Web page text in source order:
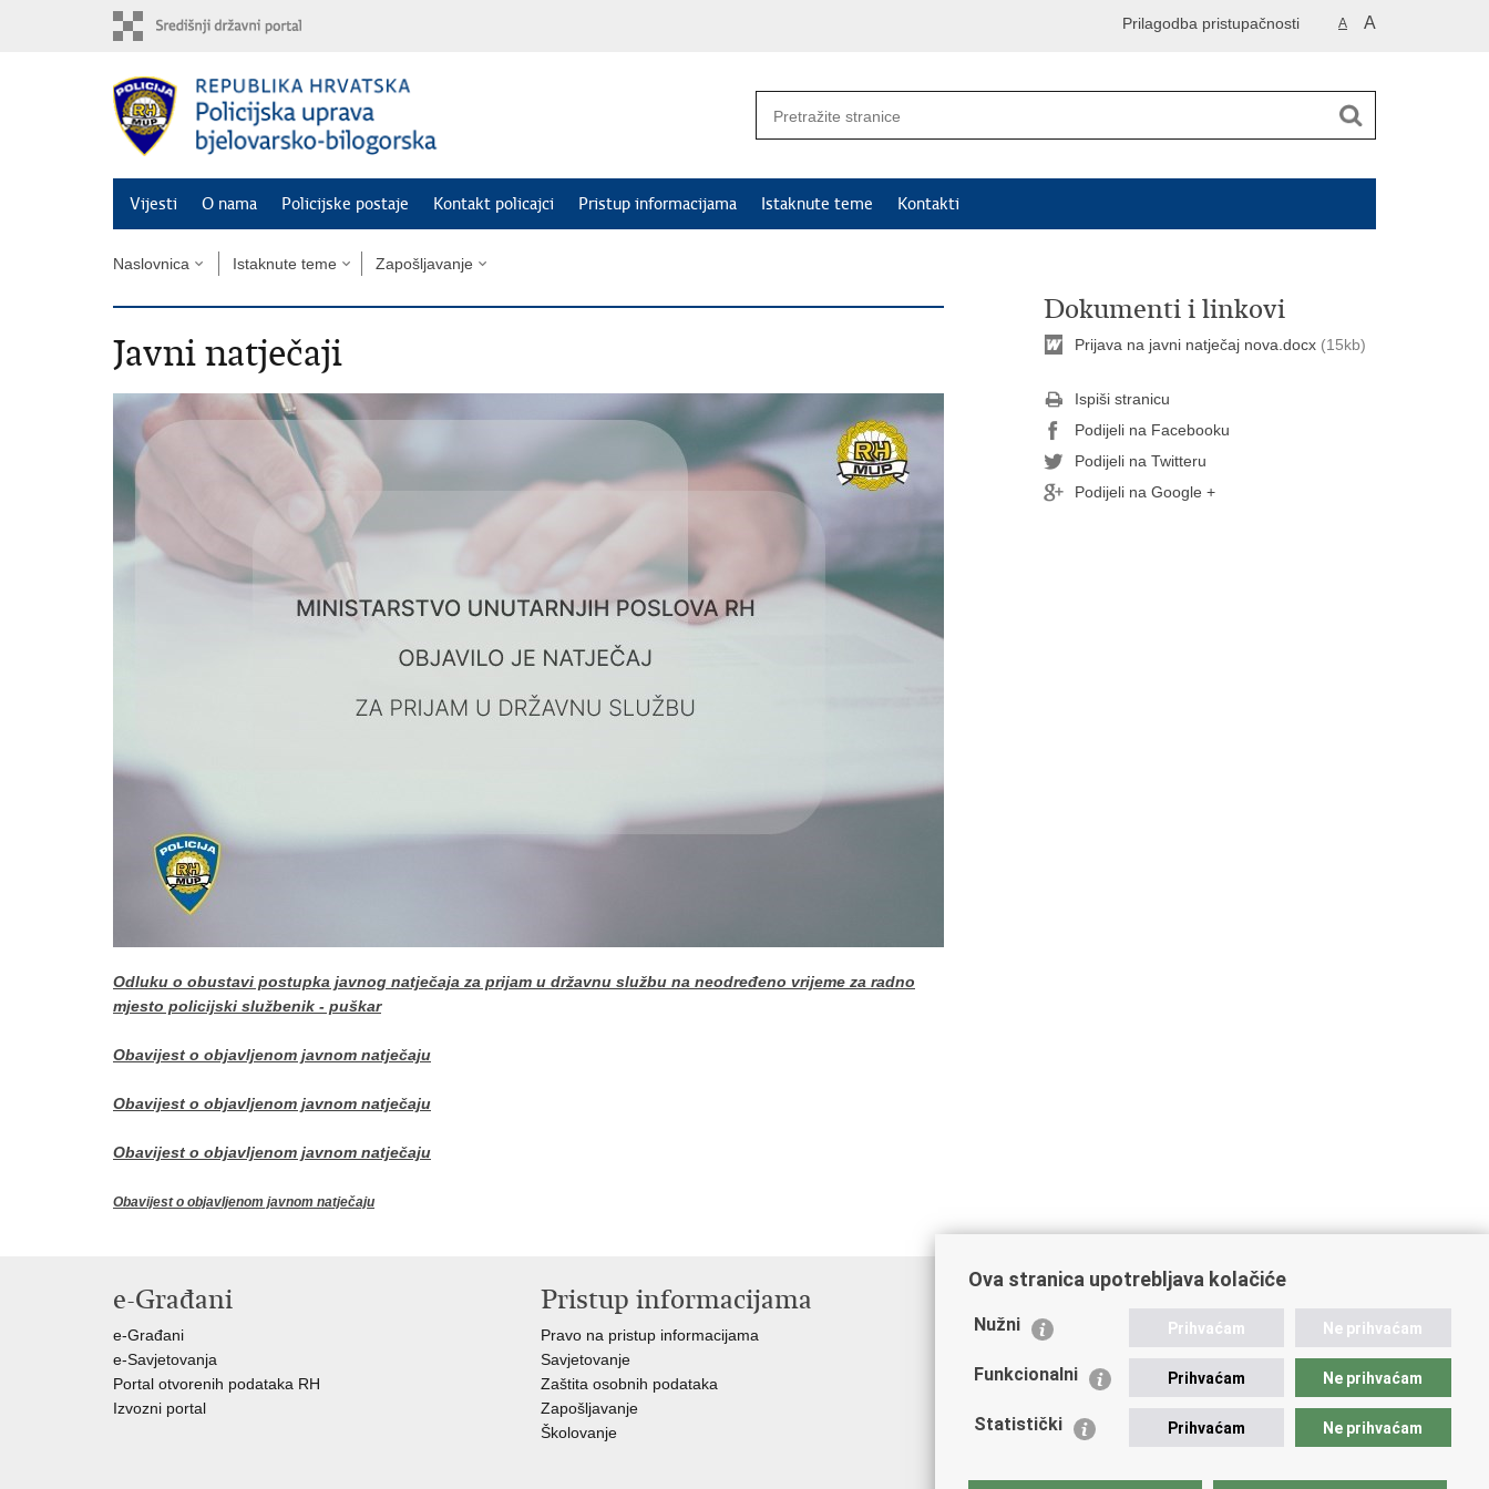
A A
Prilagodba pristupačnosti
Vijesti O nama Policijske postaje Kontakt policajci Pristup informacijama Istaknute teme Kontakti
Naslovnica Istaknute teme Zapošljavanje
Javni natječaji
Odluku o obustavi postupka javnog natječaja za prijam u državnu službu na neodređeno vrijeme za radno
mjesto policijski službenik - puškar
Obavijest o objavljenom javnom natječaju
Obavijest o objavljenom javnom natječaju
Obavijest o objavljenom javnom natječaju
Obavijest o objavljenom javnom natječaju
Dokumenti i linkovi
Prijava na javni natječaj nova.docx (15kb)
Ispiši stranicu
Podijeli na Facebooku
Podijeli na Twitteru
Podijeli na Google +
e-Građani
e-Građani
e-Savjetovanja
Portal otvorenih podataka RH
Izvozni portal
Pristup informacijama
Pravo na pristup informacijama
Savjetovanje
Zaštita osobnih podataka
Zapošljavanje
Školovanje
Važne poveznice
Ministarstvo unutarnjih poslova
Udruge
Policijska akademija
Zaklada policijske solidarnosti
Ova stranica upotrebljava kolačiće
Nužni Prihvaćam Ne prihvaćam
Funkcionalni Prihvaćam Ne prihvaćam
Statistički Prihvaćam Ne prihvaćam